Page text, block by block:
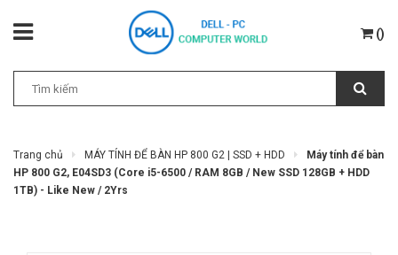
()
Trang chủ MÁY TÍNH ĐỂ BÀN HP 800 G2 | SSD + HDD
Máy tính để bàn
HP 800 G2, E04SD3 (Core i5-6500 / RAM 8GB / New SSD 128GB + HDD
1TB) - Like New / 2Yrs